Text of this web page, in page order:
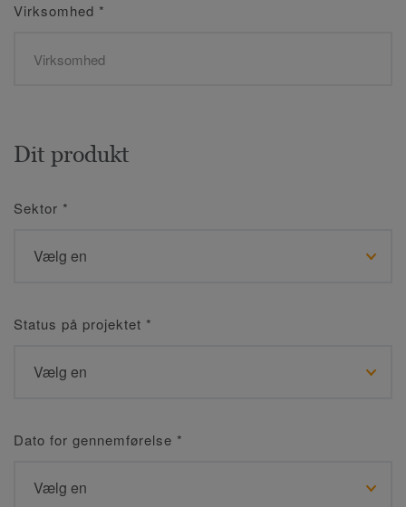
Virksomhed *
Dit produkt
Sektor *
Status på projektet *
Dato for gennemførelse *